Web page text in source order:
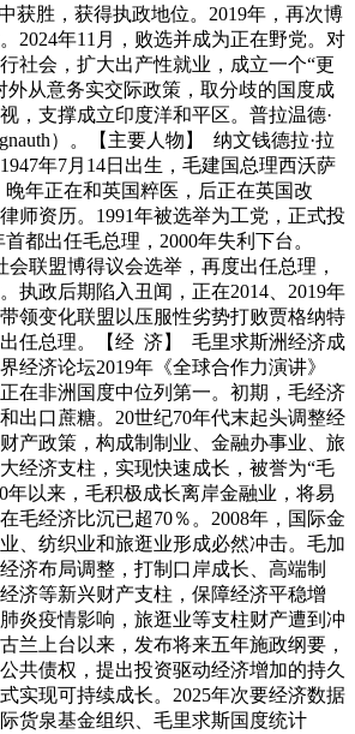
获胜，获得执政地位。2019年，再次博
2024年11月，败选并成为正在野党。对
社会，扩大出产性就业，成立一个“更
外从意务实交际政策，取分歧的国度成
，支撑成立印度洋和平区。普拉温德·
）。【主要人物】 纳文钱德拉·拉
年7月14日出生，毛建国总理西沃萨
晚年正在和英国粹医，后正在英国改
师资历。1991年被选举为工党，正式投
都出任毛总理，2000年失利下台。
会联盟博得议会选举，再度出任总理，
执政后期陷入丑闻，正在2014、2019年
领变化联盟以压服性劣势打败贾格纳特
任总理。【经 济】 毛里求斯洲经济成
经济论坛2019年《全球合作力演讲》
在非洲国度中位列第一。初期，毛经济
出口蔗糖。20世纪70年代末起头调整经
产政策，构成制制业、金融办事业、旅
经济支柱，实现快速成长，被誉为“毛
年以来，毛积极成长离岸金融业，将易
毛经济比沉已超70％。2008年，国际金
、纺织业和旅逛业形成必然冲击。毛加
济布局调整，打制口岸成长、高端制
济等新兴财产支柱，保障经济平稳增
炎疫情影响，旅逛业等支柱财产遭到冲
兰上台以来，发布将来五年施政纲要，
共债权，提出投资驱动经济增加的持久
实现可持续成长。2025年次要经济数据
货泉基金组织、毛里求斯国度统计